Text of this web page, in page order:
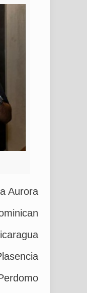
Aurora